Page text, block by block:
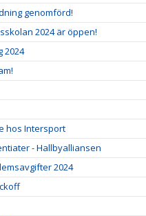
genomförd!
2024 är öppen!
2024
hos Intersport
- Hallbyalliansen
2024